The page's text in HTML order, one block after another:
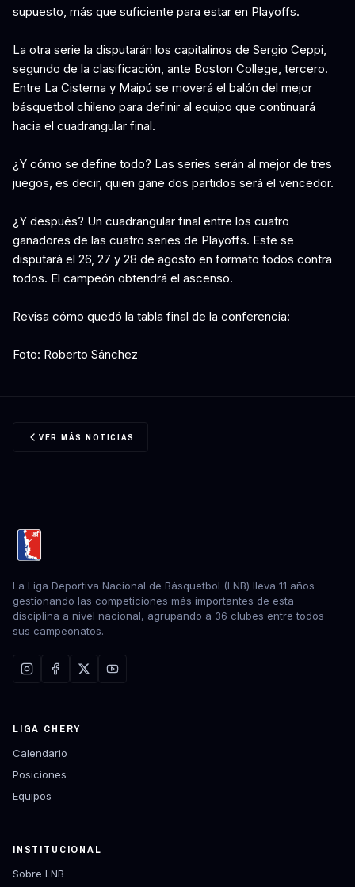
supuesto, más que suficiente para estar en Playoffs.
La otra serie la disputarán los capitalinos de Sergio Ceppi,
segundo de la clasificación, ante Boston College, tercero.
Entre La Cisterna y Maipú se moverá el balón del mejor
básquetbol chileno para definir al equipo que continuará
hacia el cuadrangular final.
¿Y cómo se define todo? Las series serán al mejor de tres
juegos, es decir, quien gane dos partidos será el vencedor.
¿Y después? Un cuadrangular final entre los cuatro
ganadores de las cuatro series de Playoffs. Este se
disputará el 26, 27 y 28 de agosto en formato todos contra
todos. El campeón obtendrá el ascenso.
Revisa cómo quedó la tabla final de la conferencia:
Foto: Roberto Sánchez
VER MÁS NOTICIAS
La Liga Deportiva Nacional de Básquetbol (LNB) lleva 11 años
gestionando las competiciones más importantes de esta
disciplina a nivel nacional, agrupando a 36 clubes entre todos
sus campeonatos.
LIGA CHERY
Calendario
Posiciones
Equipos
INSTITUCIONAL
Sobre LNB